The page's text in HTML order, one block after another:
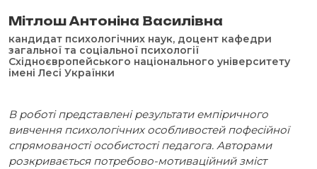
Мітлош Антоніна Василівна
кандидат психологічних наук, доцент кафедри
загальної та соціальної психології
Східноєвропейського національного університету
імені Лесі Українки
В роботі представлені результати емпіричного
вивчення психологічних особливостей пофесійної
спрямованості особистості педагога. Авторами
розкривається потребово-мотиваційний зміст